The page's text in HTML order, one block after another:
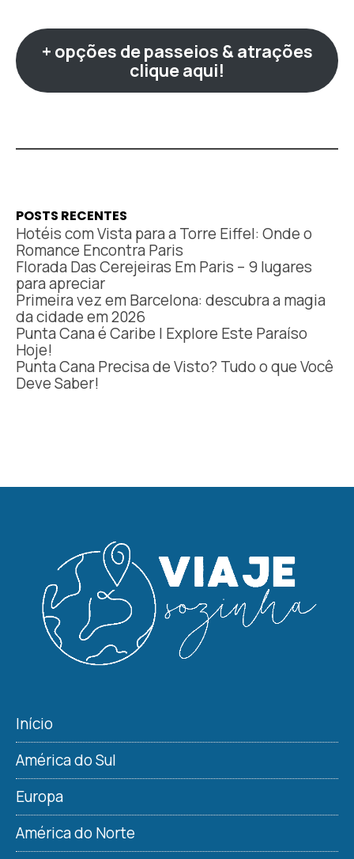
+ opções de passeios & atrações
clique aqui!
POSTS RECENTES
Hotéis com Vista para a Torre Eiffel: Onde o
Romance Encontra Paris
Florada Das Cerejeiras Em Paris – 9 lugares
para apreciar
Primeira vez em Barcelona: descubra a magia
da cidade em 2026
Punta Cana é Caribe | Explore Este Paraíso
Hoje!
Punta Cana Precisa de Visto? Tudo o que Você
Deve Saber!
Início
América do Sul
Europa
América do Norte